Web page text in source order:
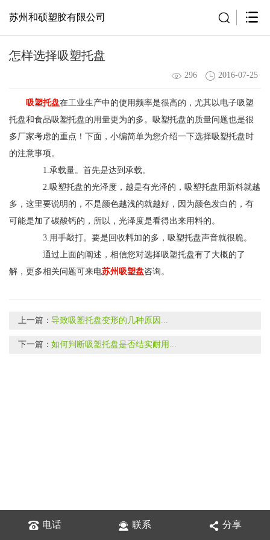
苏州和硕塑胶有限公司
怎样选择吸塑托盘
296 2016-07-25
吸塑托盘在工业生产中的使用频率是很高的，尤其以电子吸塑
托盘和食品吸塑托盘的用量更为的多。吸塑托盘的质量问题也是很
多厂家考虑的重点！下面，小编简单为您介绍一下选择吸塑托盘时
的注意事项。
1.承载量。首先是达到承载。
2.吸塑托盘的光泽度，越是有光泽的，吸塑托盘用新料就越
多，这里要说明的，不是颜色越浅的就越好，因为颜色发白的，有
可能是加了碳酸钙的，所以，光泽度是看得出来用料的。
3.用手敲打。要是回收料加的多，吸塑托盘声音就很脆。
通过上面的阐述，相信您对选择吸塑托盘有了大概的了
解，更多相关问题可来电苏州吸塑盘咨询。
上一篇：导致吸塑托盘变形的几种原因...
下一篇：如何判断吸塑托盘是否结实耐用...
电话 联系 分享